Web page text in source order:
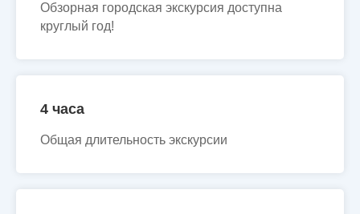
Обзорная городская экскурсия доступна
круглый год!
4 часа
Общая длительность экскурсии